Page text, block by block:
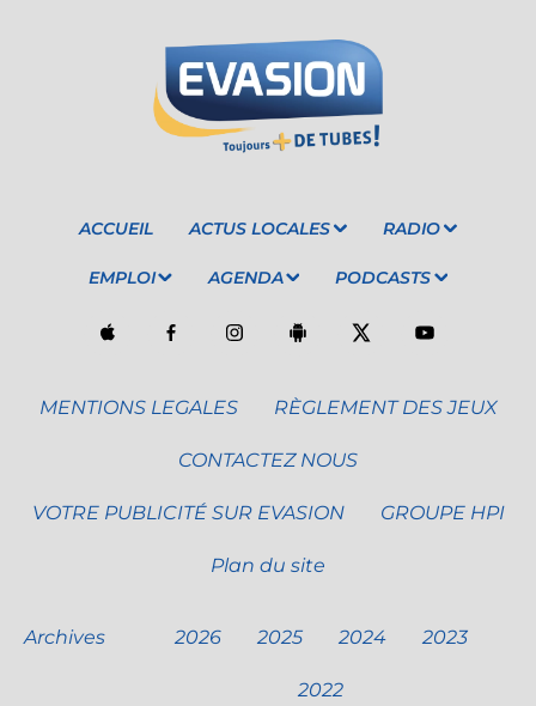
ACCUEIL ACTUS LOCALES RADIO
EMPLOI AGENDA PODCASTS
MENTIONS LEGALES RÈGLEMENT DES JEUX
CONTACTEZ NOUS
VOTRE PUBLICITÉ SUR EVASION GROUPE HPI
Plan du site
Archives 2026 2025 2024 2023
2022